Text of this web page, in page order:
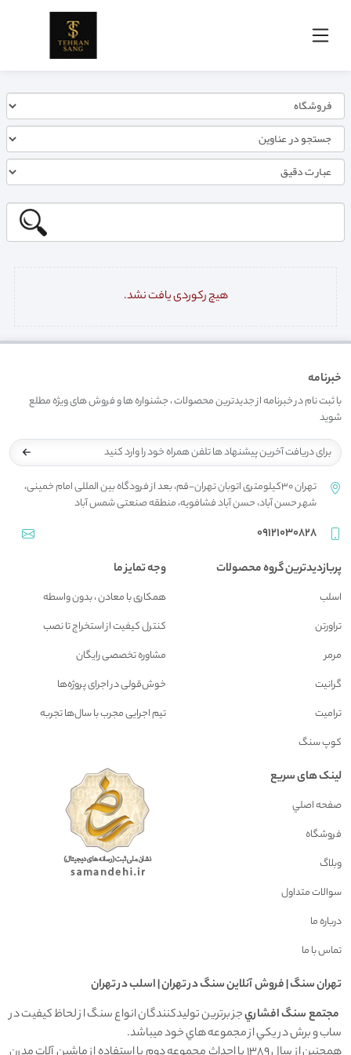
هیچ رکوردی یافت نشد.
خبرنامه
با ثبت نام در خبرنامه از جدیدترین محصولات ، جشنواره ها و فروش های ویژه مطلع
شوید
تهران 30کیلومتری اتوبان تهران-قم، بعد از فرودگاه بین المللی امام خمینی،
شهر حسن آباد، حسن آباد فشافویه، منطقه صنعتی شمس آباد
09121030828
پربازدیدترین گروه محصولات
اسلب
تراورتن
مرمر
گرانیت
ترامیت
کوپ سنگ
وجه تمایز ما
همکاری با معادن ، بدون واسطه
کنترل کیفیت از استخراج تا نصب
مشاوره تخصصی رایگان
خوش‌قولی در اجرای پروژه‌ها
تیم اجرایی مجرب با سال‌ها تجربه
لینک های سریع
صفحه اصلي
فروشگاه
وبلاگ
سوالات متداول
درباره ما
تماس با ما
تهران سنگ | فروش آنلاين سنگ در تهران | اسلب در تهران
مجتمع سنگ افشاريجز برترين توليدکنندگان انواع سنگ از لحاظ کيفيت در
ساب و برش در يکي از مجموعه هاي خود ميباشد.